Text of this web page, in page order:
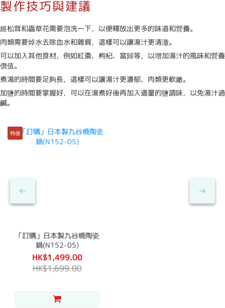
製作技巧與建議
姬松茸和蟲草花需要泡洗一下，以便釋放出更多的味道和營養。
肉類需要焯水去除血水和雜質，這樣可以讓湯汁更清澈。
可以加入其他食材，例如紅棗、枸杞、當歸等，以增加湯汁的風味和營養
價值。
煮湯的時間要足夠長，這樣可以讓湯汁更濃郁，肉類更軟嫩。
加鹽的時間要掌握好，可以在湯煮好後再加入適量的鹽調味，以免湯汁過
鹹。
特價
「訂購」日本製九谷燒陶瓷
鍋(N152-05)
HK$1,499.00
HK$1,699.00